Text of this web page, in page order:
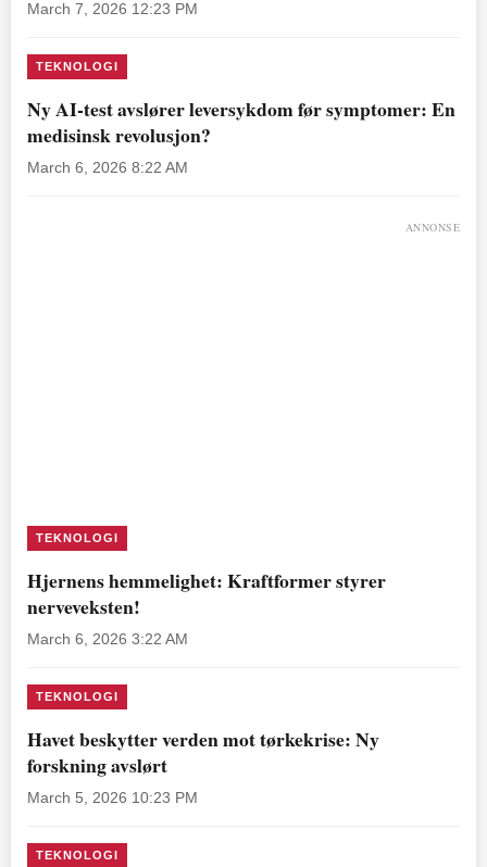
March 7, 2026 12:23 PM
TEKNOLOGI
Ny AI-test avslører leversykdom før symptomer: En
medisinsk revolusjon?
March 6, 2026 8:22 AM
ANNONSE
TEKNOLOGI
Hjernens hemmelighet: Kraftformer styrer
nerveveksten!
March 6, 2026 3:22 AM
TEKNOLOGI
Havet beskytter verden mot tørkekrise: Ny
forskning avslørt
March 5, 2026 10:23 PM
TEKNOLOGI